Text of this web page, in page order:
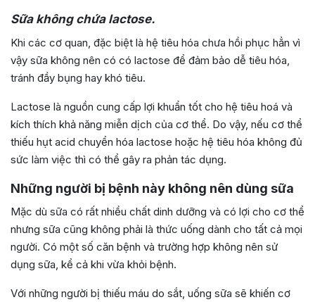
Sữa không chứa lactose.
Khi các cơ quan, đặc biệt là hệ tiêu hóa chưa hồi phục hẳn vì
vậy sữa không nên có có lactose để đảm bảo dễ tiêu hóa,
tránh đầy bụng hay khó tiêu.
Lactose là nguồn cung cấp lợi khuẩn tốt cho hệ tiêu hoá và
kích thích khả năng miễn dịch của cơ thể. Do vậy, nếu cơ thể
thiếu hụt acid chuyển hóa lactose hoặc hệ tiêu hóa không đủ
sức làm việc thì có thể gây ra phản tác dụng.
Những người bị bệnh này không nên dùng sữa
Mặc dù sữa có rất nhiều chất dinh dưỡng và có lợi cho cơ thể
nhưng sữa cũng không phải là thức uống dành cho tất cả mọi
người. Có một số căn bệnh và trường hợp không nên sử
dụng sữa, kể cả khi vừa khỏi bệnh.
Với những người bị thiếu máu do sắt, uống sữa sẽ khiến cơ